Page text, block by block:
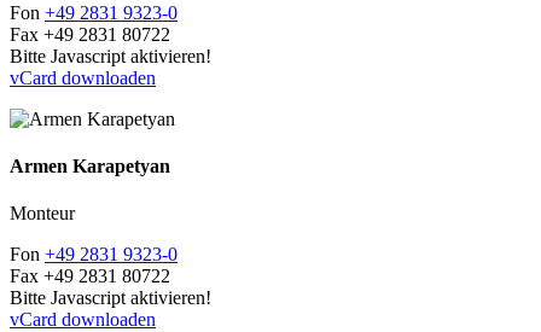
Fon +49 2831 9323-0
Fax +49 2831 80722
Bitte Javascript aktivieren!
vCard downloaden
Armen Karapetyan
Monteur
Fon +49 2831 9323-0
Fax +49 2831 80722
Bitte Javascript aktivieren!
vCard downloaden